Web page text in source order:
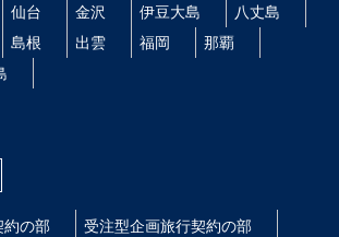
仙台 金沢 伊豆大島
八丈島
島根 出雲 福岡
那覇
約の部
受注型企画旅行契約の部